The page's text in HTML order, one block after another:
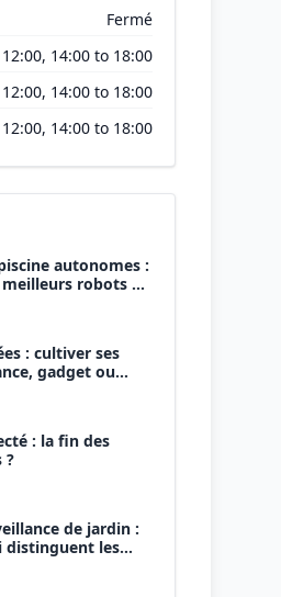
Fermé
14:00 to 18:00
14:00 to 18:00
14:00 to 18:00
autonomes :
robots de
: cultiver ses
gadget ou
: la fin des
?
de jardin :
distinguent les